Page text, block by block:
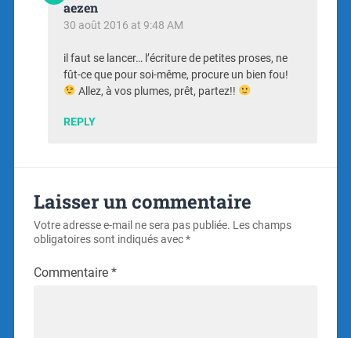
aezen
30 août 2016 at 9:48 AM
il faut se lancer… l’écriture de petites proses, ne
fût-ce que pour soi-même, procure un bien fou!
Allez, à vos plumes, prêt, partez!!
REPLY
Laisser un commentaire
Votre adresse e-mail ne sera pas publiée. Les champs
obligatoires sont indiqués avec*
Commentaire *